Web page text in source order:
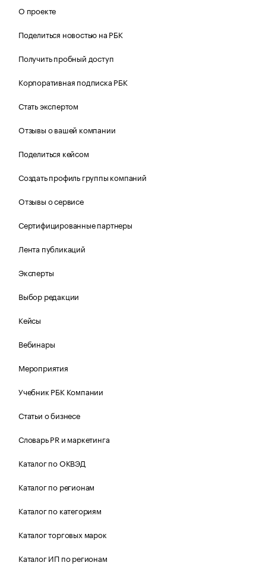
О проекте
Поделиться новостью на РБК
Получить пробный доступ
Корпоративная подписка РБК
Стать экспертом
Отзывы о вашей компании
Поделиться кейсом
Создать профиль группы компаний
Отзывы о сервисе
Сертифицированные партнеры
Лента публикаций
Эксперты
Выбор редакции
Кейсы
Вебинары
Мероприятия
Учебник РБК Компании
Статьи о бизнесе
Словарь PR и маркетинга
Каталог по ОКВЭД
Каталог по регионам
Каталог по категориям
Каталог торговых марок
Каталог ИП по регионам